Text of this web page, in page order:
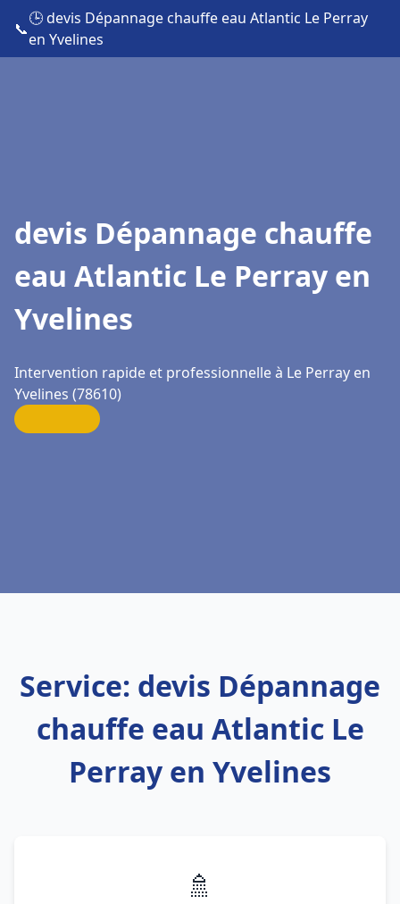
📞
🕒 devis Dépannage chauffe eau Atlantic Le Perray
en Yvelines
devis Dépannage chauffe
eau Atlantic Le Perray en
Yvelines
Intervention rapide et professionnelle à Le Perray en
Yvelines (78610)
Service: devis Dépannage
chauffe eau Atlantic Le
Perray en Yvelines
🚿